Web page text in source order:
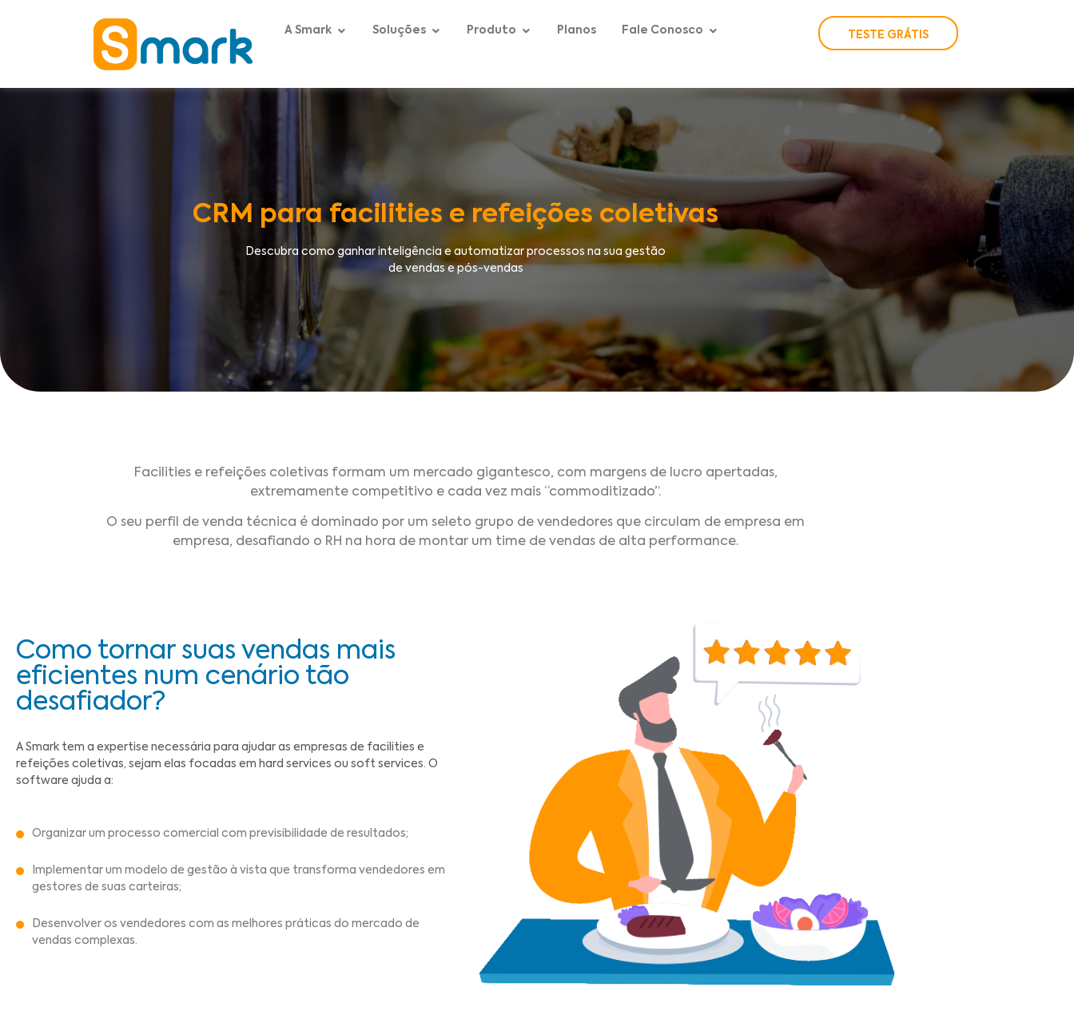
A Smark Soluções Produto Planos Fale Conosco TESTE GRÁTIS
CRM para facilities e refeições coletivas
Descubra como ganhar inteligência e automatizar processos na sua gestão
de vendas e pós-vendas
Facilities e refeições coletivas formam um mercado gigantesco, com margens de lucro apertadas,
extremamente competitivo e cada vez mais “commoditizado”.
O seu perfil de venda técnica é dominado por um seleto grupo de vendedores que circulam de empresa em
empresa, desafiando o RH na hora de montar um time de vendas de alta performance.
Como tornar suas vendas mais
eficientes num cenário tão
desafiador?
A Smark tem a expertise necessária para ajudar as empresas de facilities e
refeições coletivas, sejam elas focadas em hard services ou soft services. O
software ajuda a:
Organizar um processo comercial com previsibilidade de resultados;
Implementar um modelo de gestão à vista que transforma vendedores em
gestores de suas carteiras;
Desenvolver os vendedores com as melhores práticas do mercado de
vendas complexas.